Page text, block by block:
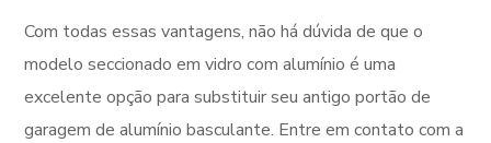
Com todas essas vantagens, não há dúvida de que o
modelo seccionado em vidro com alumínio é uma
excelente opção para substituir seu antigo portão de
garagem de alumínio basculante. Entre em contato com a